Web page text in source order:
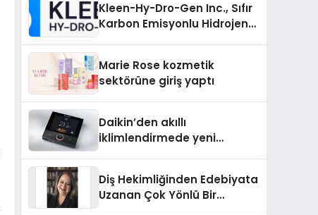
Kleen-Hy-Dro-Gen Inc., Sıfır
Karbon Emisyonlu Hidrojen
Aldı
Marie Rose kozmetik
sektörüne giriş yaptı
Daikin’den akıllı
iklimlendirmede yeni
Diş Hekimliğinden Edebiyata
Uzanan Çok Yönlü Bir